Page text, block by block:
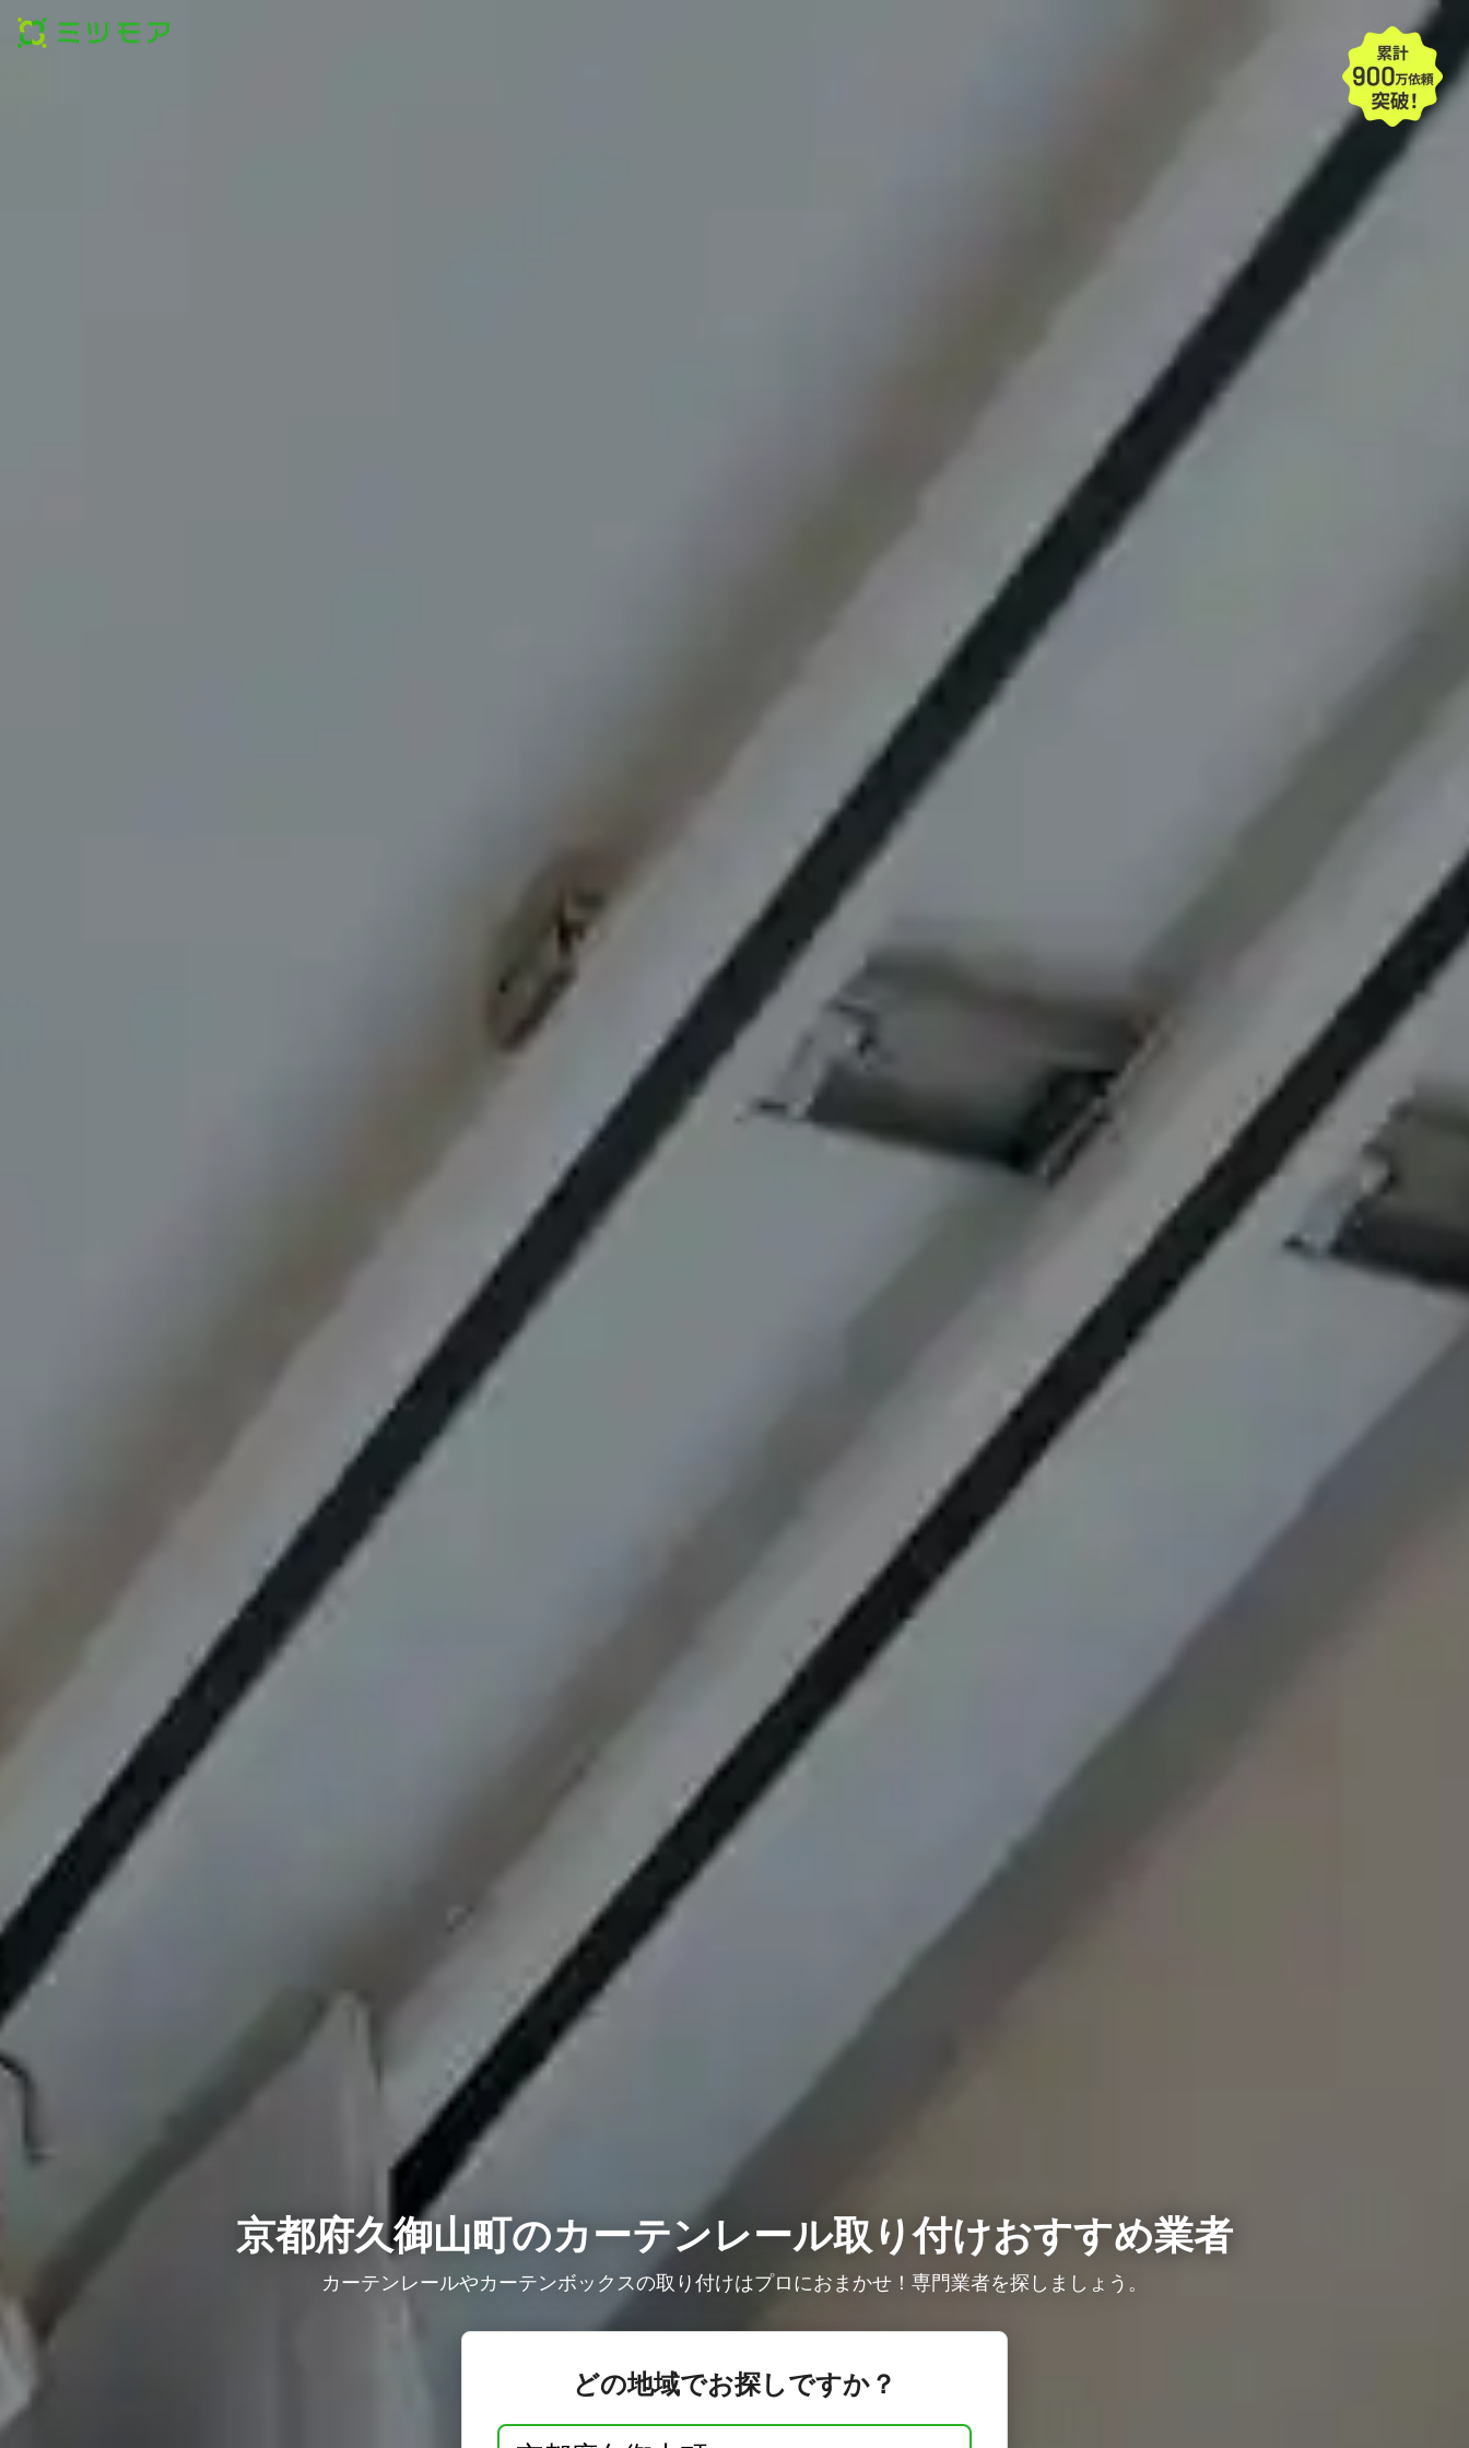
京都府久御山町のカーテンレール取り付けおすすめ業者
カーテンレールやカーテンボックスの取り付けはプロにおまかせ！専門業者を探しましょう。
どの地域でお探しですか？